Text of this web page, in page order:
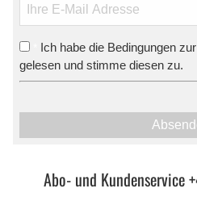
Ich habe die Bedingungen
gelesen und stimme diesen zu.
Abo- und